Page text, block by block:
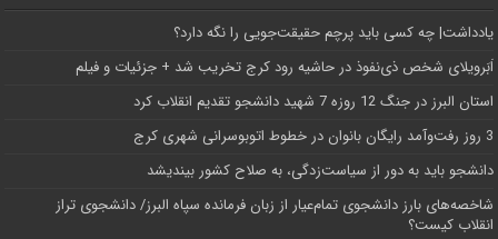
یادداشت| ‌چه کسی باید پرچم حقیقت‌جویی را نگه دارد؟
اَبَر‌ویلای شخص ذی‌نفوذ در حاشیه‌ رود کرج تخریب شد + جزئیات و فیلم
استان البرز در جنگ 12 روزه 7 شهید دانشجو تقدیم انقلاب کرد
3 روز رفت‌وآمد رایگان بانوان در خطوط اتوبوسرانی شهری کرج
دانشجو باید به دور از سیاست‌زدگی، به صلاح کشور بیندیشد
شاخصه‌های بارز دانشجوی تمام‌عیار از زبان فرمانده سپاه البرز/ دانشجوی تراز
انقلاب کیست؟